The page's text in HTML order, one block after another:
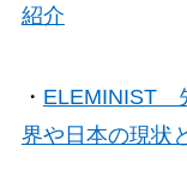
紹介
・ ELEMINIST
界や日本の現状